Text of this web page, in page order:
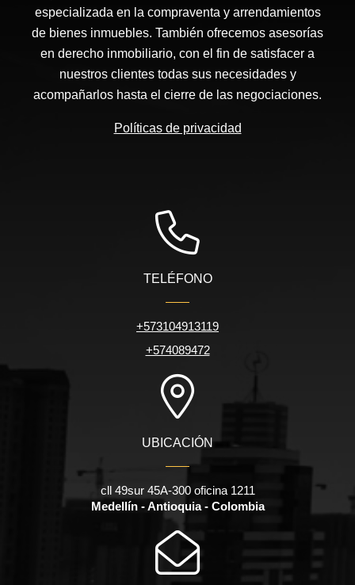
especializada en la compraventa y arrendamientos
de bienes inmuebles. También ofrecemos asesorías
en derecho inmobiliario, con el fin de satisfacer a
nuestros clientes todas sus necesidades y
acompañarlos hasta el cierre de las negociaciones.
Políticas de privacidad
TELÉFONO
+573104913119
+574089472
UBICACIÓN
cll 49sur 45A-300 oficina 1211
Medellín - Antioquia - Colombia